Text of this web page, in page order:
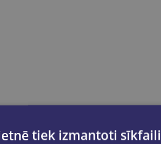
tiek izmantoti sīkfaili